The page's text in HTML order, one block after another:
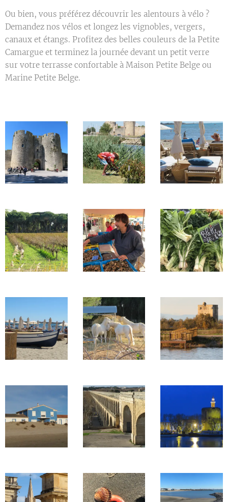
Ou bien, vous préférez découvrir les alentours à vélo ?
Demandez nos vélos et longez les vignobles, vergers,
canaux et étangs. Profitez des belles couleurs de la Petite
Camargue et terminez la journée devant un petit verre
sur votre terrasse confortable à Maison Petite Belge ou
Marine Petite Belge.